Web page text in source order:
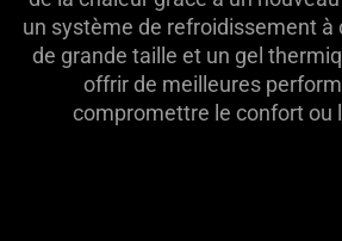
un système de refroidissement à
de grande taille et un gel
offrir de meilleures
compromettre le confort ou